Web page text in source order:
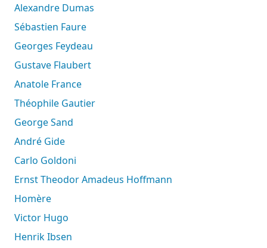
Alexandre Dumas
Sébastien Faure
Georges Feydeau
Gustave Flaubert
Anatole France
Théophile Gautier
George Sand
André Gide
Carlo Goldoni
Ernst Theodor Amadeus Hoffmann
Homère
Victor Hugo
Henrik Ibsen